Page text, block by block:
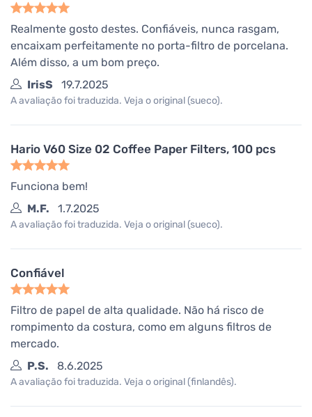
Realmente gosto destes. Confiáveis, nunca rasgam,
encaixam perfeitamente no porta-filtro de porcelana.
Além disso, a um bom preço.
IrisS
19.7.2025
A avaliação foi traduzida. Veja o original (sueco).
Hario V60 Size 02 Coffee Paper Filters, 100 pcs
Funciona bem!
M.F.
1.7.2025
A avaliação foi traduzida. Veja o original (sueco).
Confiável
Filtro de papel de alta qualidade. Não há risco de
rompimento da costura, como em alguns filtros de
mercado.
P.S.
8.6.2025
A avaliação foi traduzida. Veja o original (finlandês).